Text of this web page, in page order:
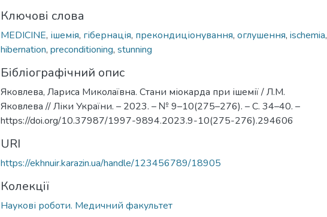
Ключові слова
MEDICINE, ішемія, гібернація, прекондиціонування, оглушення, ischemia,
hibernation, preconditioning, stunning
Бібліографічний опис
Яковлева, Лариса Миколаївна. Стани міокарда при ішемії / Л.М.
Яковлева // Ліки України. – 2023. – № 9–10(275–276). – С. 34–40. –
https://doi.org/10.37987/1997-9894.2023.9-10(275-276).294606
URI
https://ekhnuir.karazin.ua/handle/123456789/18905
Колекції
Наукові роботи. Медичний факультет